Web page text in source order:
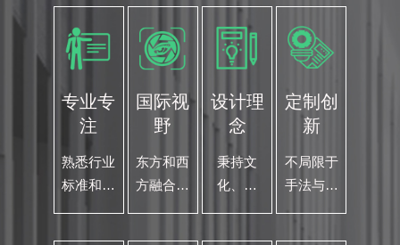
专业专
注
熟悉行业
标准和规
国际视
野
东方和西
方融合本
设计理
念
秉持文
化、独
定制创
新
不局限于
手法与风